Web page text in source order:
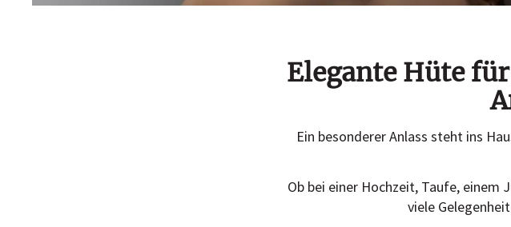
Elegante Hüte
Ein besonderer Anlass steht ins
Ob bei einer Hochzeit, Taufe, einem
viele